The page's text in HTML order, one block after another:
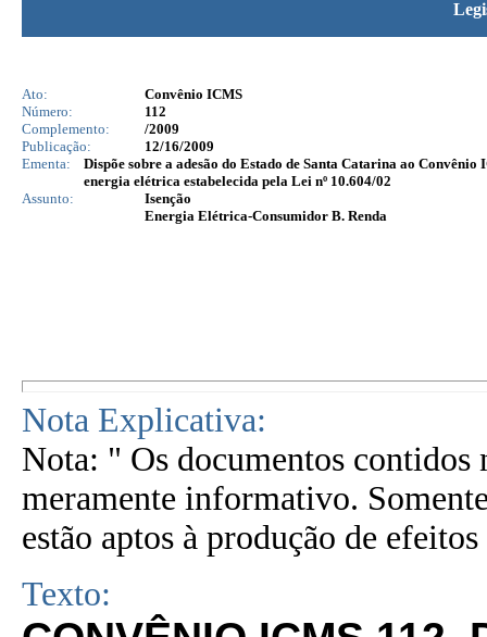
Ato:
Convênio ICMS
Número:
112
Complemento:
/2009
Publicação:
12/16/2009
Ementa:
Dispõe sobre a adesão do Estado de Santa Catarina ao
energia elétrica estabelecida pela Lei nº 10.604/02
Assunto:
Isenção
Energia Elétrica-Consumidor B. Renda
Nota Explicativa:
Nota: " Os documentos contidos
meramente informativo.
estão aptos à produção de
Texto: